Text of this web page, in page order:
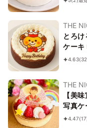
THE
とろ
ケーキ
4.63
THE
【美
写真ケ
【オ
4.47